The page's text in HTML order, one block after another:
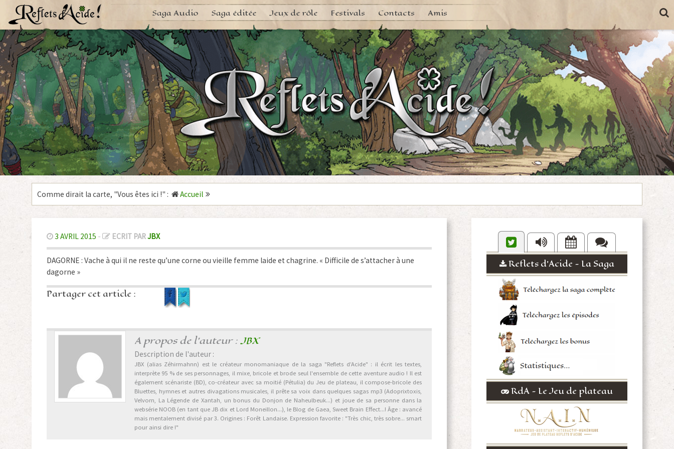
Aller
au
contenu
Saga Audio Saga éditée Jeux de rôle Festivals Contacts Amis
Comme dirait la carte, "Vous êtes ici !" : Accueil
3 AVRIL 2015 - ECRIT PARJBX
DAGORNE : Vache à qui il ne reste qu’une corne ou vieille femme laide et chagrine. « Difficile de s’attacher à une
dagorne »
Partager cet article :
A propos de l'auteur :JBX
Description de l'auteur :
JBX (alias Zéhirmahnn) est le créateur monomaniaque de la saga "Reflets d’Acide" : il écrit les textes,
interprète 95 % de ses personnages, il mixe, bricole et brode seul l'ensemble de cette aventure audio ! Il est
également scénariste (BD), co-créateur avec sa moitié (Pétulia) du Jeu de plateau, il compose-bricole des
Bluettes, hymnes et autres divagations musicales, il prête sa voix dans quelques sagas mp3 (Adoprixtoxis,
Velvorn, La Légende de Xantah, un bonus du Donjon de Naheulbeuk...) et joue de sa personne dans la
websérie NOOB (en tant que JB dix et Lord Moneillon...), le Blog de Gaea, Sweet Brain Effect...! Âge : avancé
mais mentalement divisé par 3. Origines : Forêt Landaise. Expression favorite : "Très chic, très sobre... smart
pour ainsi dire !"
Reflets d'Acide - La Saga
RdA - Le Jeu de plateau